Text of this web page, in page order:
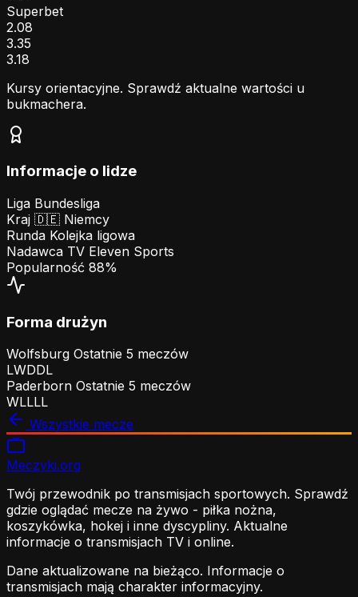
Superbet
2.08
3.35
3.18
Kursy orientacyjne. Sprawdź aktualne wartości u
bukmachera.
Informacje o lidze
Liga Bundesliga
Kraj 🇩🇪 Niemcy
Runda Kolejka ligowa
Nadawca TV Eleven Sports
Popularność 88%
Forma drużyn
Wolfsburg Ostatnie 5 meczów
LWDDL
Paderborn Ostatnie 5 meczów
WLLLL
Wszystkie mecze
Meczyki.org
Twój przewodnik po transmisjach sportowych. Sprawdź
gdzie oglądać mecze na żywo - piłka nożna,
koszykówka, hokej i inne dyscypliny. Aktualne
informacje o transmisjach TV i online.
Dane aktualizowane na bieżąco. Informacje o
transmisjach mają charakter informacyjny.